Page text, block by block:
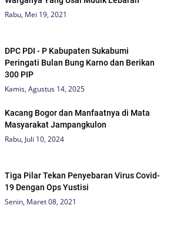
Rabu, Mei 19, 2021
DPC PDI - P Kabupaten Sukabumi
Peringati Bulan Bung Karno dan Berikan
300 PIP
Kamis, Agustus 14, 2025
Kacang Bogor dan Manfaatnya di Mata
Masyarakat Jampangkulon
Rabu, Juli 10, 2024
Tiga Pilar Tekan Penyebaran Virus Covid-
19 Dengan Ops Yustisi
Senin, Maret 08, 2021